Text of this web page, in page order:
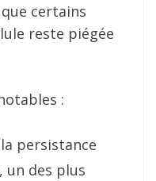
certains
reste piégée
:
persistance
un des plus